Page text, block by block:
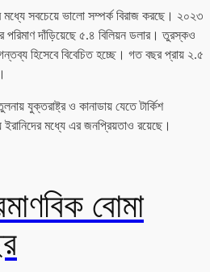
মধ্যে সবচেয়ে ভালো সম্পর্ক বিরাজ করছে। ২০২৩
পরিমাণ দাঁড়িয়েছে ৫.৪ বিলিয়ন ডলার। তুরস্কও
হিসেবে বিবেচিত হচ্ছে। গত বছর প্রায় ২.৫
যুক্তরাষ্ট্র ও কানাডায় যেতে টার্কিশ
মধ্যে এর জনপ্রিয়তাও রয়েছে।
বোমা